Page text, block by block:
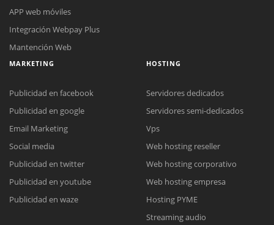
Reunión online
Meet para la reunión online.
Cotización
Chat Online
Todos nuestros ejecutivos están fuera de línea. Complete el formulario
APP web móviles
Integración Webpay Plus
Mantención Web
MARKETING
Publicidad en facebook
Publicidad en google
Email Marketing
Social media
Publicidad en twitter
Publicidad en youtube
Publicidad en waze
HOSTING
Servidores dedicados
Servidores semi-dedicados
Vps
Web hosting reseller
Web hosting corporativo
Web hosting empresa
Hosting PYME
Streaming audio